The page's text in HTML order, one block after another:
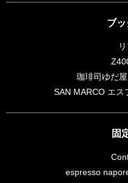
ブ
珈琲司ゆだ
SAN MARCO エ
固
espresso